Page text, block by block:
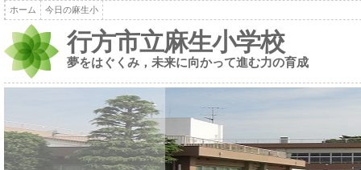
ホーム 今日の麻生小
行方市立麻生小学校
夢をはぐくみ，未来に向かって進む力の育成